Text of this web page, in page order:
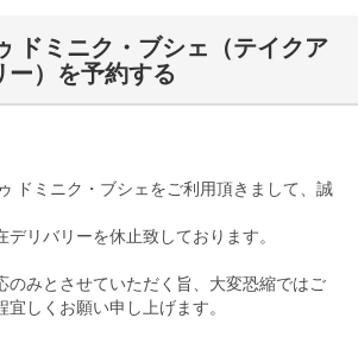
ドミニク・ブシェ（テイクア
ー）を予約する
ドミニク・ブシェをご利用頂きまして、誠
リバリーを休止致しております。
のみとさせていただく旨、大変恐縮ではご
しくお願い申し上げます。